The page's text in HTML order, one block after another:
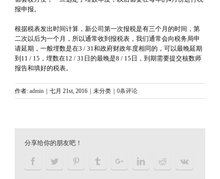
报申报。
根据税表发出时间计算，新公司第一次报税是有三个月的时间，第
二次以后为一个月，所以通常收到报税表，我们通常会向税务局申
请延期，一般埋数是在3 / 31和政府财政年度相同的，可以最晚延期
到11 / 15，埋数在12 / 31日的最晚是8 / 15日，到期需要提交核数师
报告和填好的税表。
作者: admin 七月 21st, 2016 未分类 0条评论
分享给你的朋友吧！